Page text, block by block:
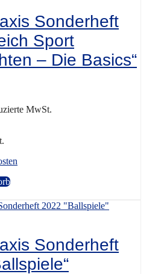
Sonderheft
Sport
– Die Basics“
MwSt.
Sonderheft